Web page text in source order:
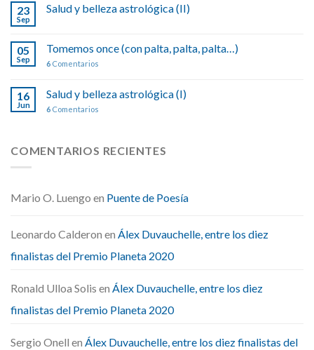
23
Sep
Salud y belleza astrológica (II)
05
Sep
Tomemos once (con palta, palta, palta…)
6 Comentarios
16
Jun
Salud y belleza astrológica (I)
6 Comentarios
COMENTARIOS RECIENTES
Mario O. Luengo en Puente de Poesía
Leonardo Calderon en Álex Duvauchelle, entre los diez
finalistas del Premio Planeta 2020
Ronald Ulloa Solis en Álex Duvauchelle, entre los diez
finalistas del Premio Planeta 2020
Sergio Onell en Álex Duvauchelle, entre los diez finalistas del